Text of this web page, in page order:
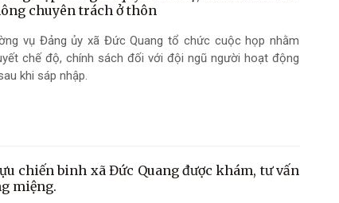
chuyên trách ở thôn
vụ Đảng ủy xã Đức Quang tổ chức cuộc họp nhằm
chế độ, chính sách đối với đội ngũ người hoạt động
khi sáp nhập.
chiến binh xã Đức Quang được khám, tư vấn
miệng.